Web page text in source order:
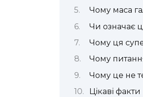
Чому маса
Чи означає
Чому ця
Чому
Чому це не
Цікаві факти